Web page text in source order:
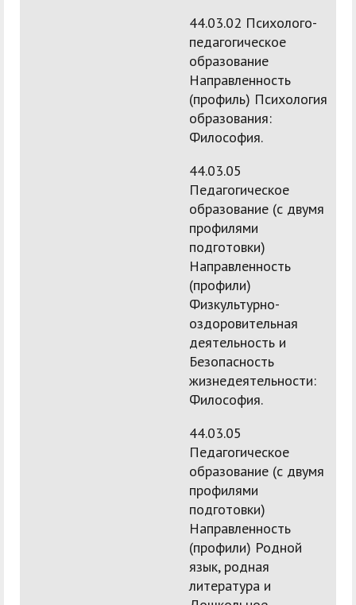
44.03.02 Психолого-
педагогическое
образование
Направленность
(профиль) Психология
образования:
Философия.
44.03.05
Педагогическое
образование (с двумя
профилями
подготовки)
Направленность
(профили)
Физкультурно-
оздоровительная
деятельность и
Безопасность
жизнедеятельности:
Философия.
44.03.05
Педагогическое
образование (с двумя
профилями
подготовки)
Направленность
(профили) Родной
язык, родная
литература и